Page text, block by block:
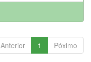
Anterior 1 Póximo